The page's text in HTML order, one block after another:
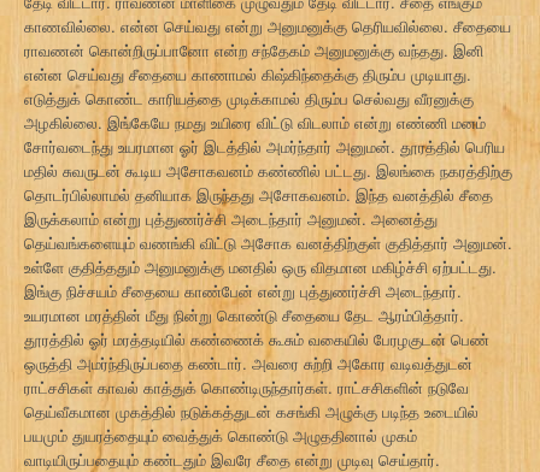
காணவில்லை. என்ன செய்வது என்று அனுமனுக்கு தெரியவில்லை. சீதையை
ராவணன் கொன்றிருப்பானோ என்ற சந்தேகம் அனுமனுக்கு வந்தது. இனி
என்ன செய்வது சீதையை காணாமல் கிஷ்கிந்தைக்கு திரும்ப முடியாது.
எடுத்துக் கொண்ட காரியத்தை முடிக்காமல் திரும்ப செல்வது வீரனுக்கு
அழகில்லை. இங்கேயே நமது உயிரை விட்டு விடலாம் என்று எண்ணி மனம்
சோர்வடைந்து உயரமான ஓர் இடத்தில் அமர்ந்தார் அனுமன். தூரத்தில் பெரிய
மதில் சுவருடன் கூடிய அசோகவனம் கண்ணில் பட்டது. இலங்கை நகரத்திற்கு
தொடர்பில்லாமல் தனியாக இருந்தது அசோகவனம். இந்த வனத்தில் சீதை
இருக்கலாம் என்று புத்துணர்ச்சி அடைந்தார் அனுமன். அனைத்து
தெய்வங்களையும் வணங்கி விட்டு அசோக வனத்திற்குள் குதித்தார் அனுமன்.
உள்ளே குதித்ததும் அனுமனுக்கு மனதில் ஒரு விதமான மகிழ்ச்சி ஏற்பட்டது.
இங்கு நிச்சயம் சீதையை காண்பேன் என்று புத்துணர்ச்சி அடைந்தார்.
உயரமான மரத்தின் மீது நின்று கொண்டு சீதையை தேட ஆரம்பித்தார்.
தூரத்தில் ஓர் மரத்தடியில் கண்ணைக் கூசும் வகையில் பேரழகுடன் பெண்
ஒருத்தி அமர்ந்திருப்பதை கண்டார். அவரை சுற்றி அகோர வடிவத்துடன்
ராட்சசிகள் காவல் காத்துக் கொண்டிருந்தார்கள். ராட்சசிகளின் நடுவே
தெய்வீகமான முகத்தில் நடுக்கத்துடன் கசங்கி அழுக்கு படிந்த உடையில்
பயமும் துயரத்தையும் வைத்துக் கொண்டு அழுததினால் முகம்
வாடியிருப்பதையும் கண்டதும் இவரே சீதை என்று முடிவு செய்தார்.